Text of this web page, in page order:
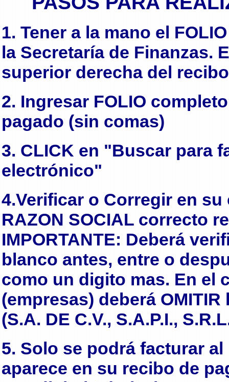
1. Tener a la mano el
la Secretaría de Finanzas.
superior derecha del
2. Ingresar FOLIO
pagado (sin comas)
3. CLICK en "Buscar para
electrónico"
4.Verificar o Corregir en su
RAZON SOCIAL correcto
IMPORTANTE: Deberá
blanco antes, entre o
como un digito mas. En el
(empresas) deberá
(S.A. DE C.V., S.A.P.I.,
5. Solo se podrá facturar
aparece en su recibo de